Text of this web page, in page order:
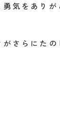
気をありが
さらにたの